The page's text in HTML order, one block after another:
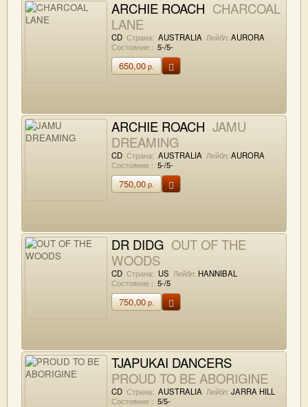
ARCHIE ROACH CHARCOAL
LANE
CD Страна: AUSTRALIA Лейбл: AURORA
Состояние : 5-/5-
650,00р.
ARCHIE ROACH JAMU
DREAMING
CD Страна: AUSTRALIA Лейбл: AURORA
Состояние : 5-/5-
750,00р.
DR DIDG OUT OF THE
WOODS
CD Страна: US Лейбл: HANNIBAL
Состояние : 5-/5
750,00р.
TJAPUKAI DANCERS
PROUD TO BE ABORIGINE
CD Страна: AUSTRALIA Лейбл: JARRA HILL
Состояние : 5/5-